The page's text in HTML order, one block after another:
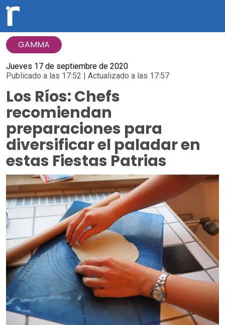
GAMMA
Jueves 17 de septiembre de 2020
Publicado a las 17:52 | Actualizado a las 17:57
Los Ríos: Chefs
recomiendan
preparaciones para
diversificar el paladar en
estas Fiestas Patrias